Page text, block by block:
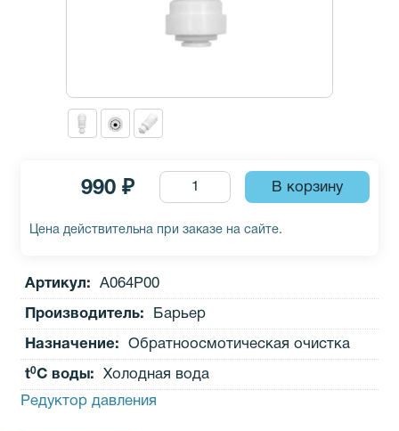
990 ₽
Цена действительна при заказе на сайте.
Артикул: А064Р00
Производитель: Барьер
Назначение: Обратноосмотическая очистка
t0C воды:
Холодная вода
Редуктор давления